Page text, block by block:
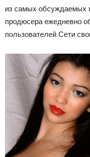
из самых обсуждаемых
продюсера ежедневно
пользователей Сети